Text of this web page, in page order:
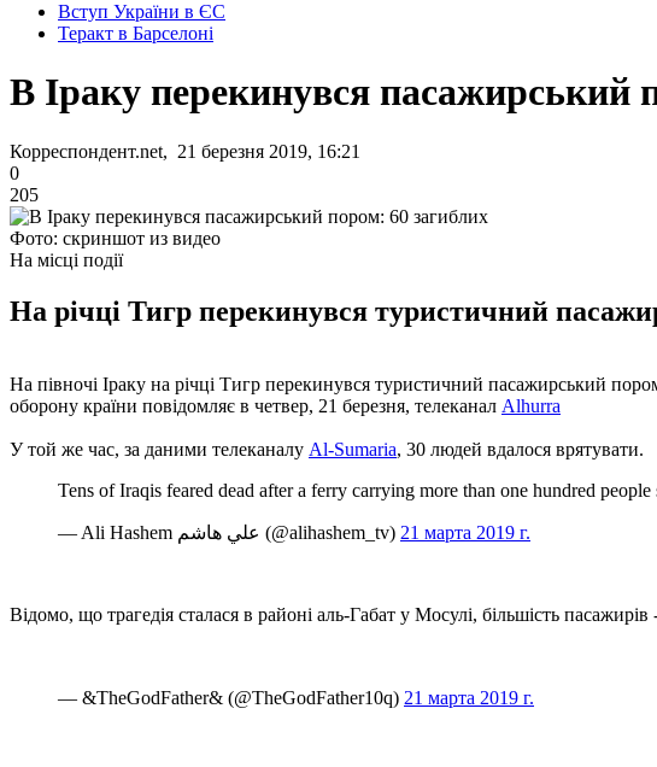
Вступ України в ЄС
Теракт в Барселоні
В Іраку перекинувся пасажирський
Корреспондент.net, 21 березня 2019, 16:21
0
205
Фото: скриншот из видео
На місці події
На річці Тигр перекинувся туристичний
На півночі Іраку на річці Тигр перекинувся туристичний пасажирський
оборону країни повідомляє в четвер, 21 березня, телеканал Alhurra
У той же час, за даними телеканалу Al-Sumaria, 30 людей вдалося врятувати.
Tens of Iraqis feared dead after a ferry carrying more than one hundred people
— Ali Hashem علي هاشم (@alihashem_tv) 21 марта 2019 г.
Відомо, що трагедія сталася в районі аль-Габат у Мосулі, більшість пасажирів
— &TheGodFather& (@TheGodFather10q) 21 марта 2019 г.